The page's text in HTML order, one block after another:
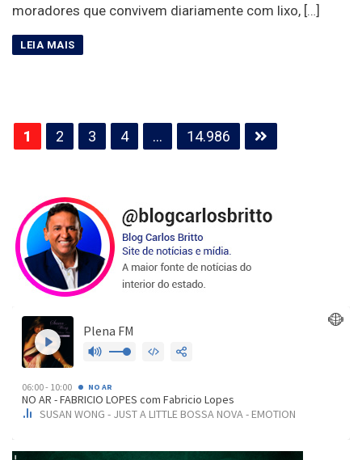
moradores que convivem diariamente com lixo, […]
Paginação
de
1 2 3 4 … 14.986